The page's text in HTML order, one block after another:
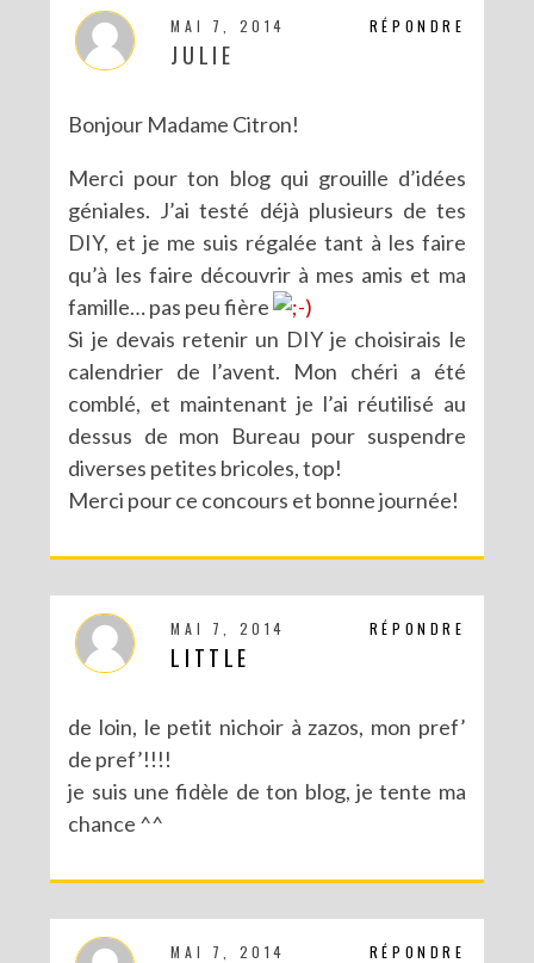
RÉPONDRE
MAI 7, 2014
JULIE
Bonjour Madame Citron!
Merci pour ton blog qui grouille d’idées
géniales. J’ai testé déjà plusieurs de tes
DIY, et je me suis régalée tant à les faire
qu’à les faire découvrir à mes amis et ma
famille… pas peu fière
Si je devais retenir un DIY je choisirais le
calendrier de l’avent. Mon chéri a été
comblé, et maintenant je l’ai réutilisé au
dessus de mon Bureau pour suspendre
diverses petites bricoles, top!
Merci pour ce concours et bonne journée!
RÉPONDRE
MAI 7, 2014
LITTLE
de loin, le petit nichoir à zazos, mon pref’
de pref’!!!!
je suis une fidèle de ton blog, je tente ma
chance ^^
RÉPONDRE
MAI 7, 2014